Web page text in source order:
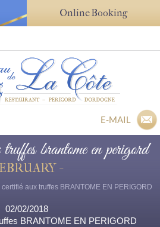
Online Booking
E-MAIL
brantome en perigord
-
aux truffes BRANTOME EN PERIGORD
02/02/2018
BRANTOME EN PERIGORD